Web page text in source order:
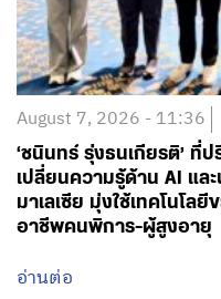
August 7, 2026 - 11:36
‘ชนินทร์ รุ่งธนเกียรติ’ ที่
เปลี่ยนความรู้ด้าน AI แล
มาเลเซีย มุ่งใช้เทคโนโล
อาชีพคนพิการ-ผู้สูงอายุ
อ่านต่อ